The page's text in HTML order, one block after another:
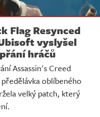
Flag Resynced
vyslyšel
hráčů
Assassin's Creed
oblíbeného
velký patch, který